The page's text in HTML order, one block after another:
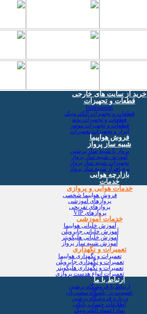
خرید از سایت های خارجی
قطعات و تجهیزات
Instruments
قطعات و تجهیزات الکترونیک
قطعات و تجهیزات بدنه
قطعات و تجهیزات موتور
ابزار و تجهیزات تعمیرات
فروش هواپیما
شبیه ساز پرواز
پرواز با شبیه ساز پرشین
آموزش شبیه ساز پرواز
تجهیزات شبیه ساز پرواز
نرم افزار شبیه ساز پرواز
بازارچه هوایی
خدمات
خدمات هوایی و پروازی
فروش هواپیما شخصی
پروازهای آموزشی
پروازهای تفریحی
پروازهای VIP
خدمات آموزشی
آموزش خلبانی هواپیما
آموزش خلبانی جایروپلن
آموزش خلبانی هلیکوپتر
آموزش شبیه ساز پرواز
تعمیرات و نگهداری
تعمیرات و نگهداری هواپیما
تعمیرات و نگهداری جایروپلن
تعمیرات و نگهداری هلیکوپتر
تعمیرات انواع هدست پروازی
ارتباط با ما
ارتباط با فروشگاه پرشین
عضویت در باشگاه مشتریان
درباره فروشگاه پرشین
اطلاعات حساب بانکی
نماد اعتماد الکترونیک